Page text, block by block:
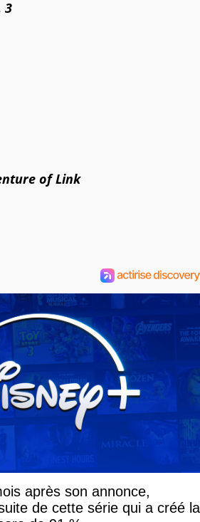
3
of Link
après son annonce,
de cette série qui a créé la